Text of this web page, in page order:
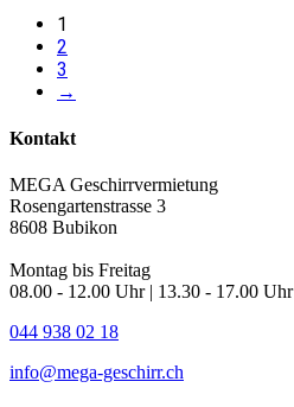
1
2
3
→
Kontakt
MEGA Geschirrvermietung
Rosengartenstrasse 3
8608 Bubikon
Montag bis Freitag
08.00 - 12.00 Uhr | 13.30 - 17.00 Uhr
044 938 02 18
info@mega-geschirr.ch